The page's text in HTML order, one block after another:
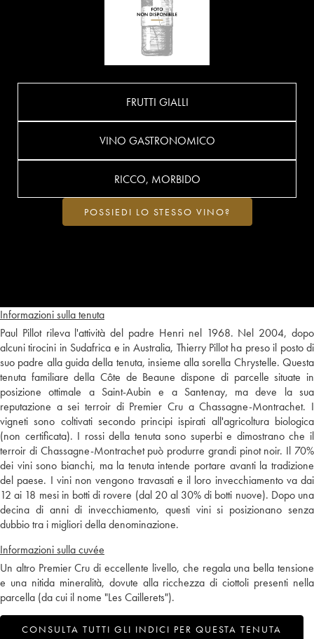
Informazioni sulla tenuta
Paul Pillot rileva l'attività del padre Henri nel 1968. Nel 2004, dopo
alcuni tirocini in Sudafrica e in Australia, Thierry Pillot ha preso il posto di
suo padre alla guida della tenuta, insieme alla sorella Chrystelle. Questa
tenuta familiare della Côte de Beaune dispone di parcelle situate in
posizione ottimale a Saint-Aubin e a Santenay, ma deve la sua
reputazione a sei terroir di Premier Cru a Chassagne-Montrachet. I
vigneti sono coltivati secondo principi ispirati all'agricoltura biologica
(non certificata). I rossi della tenuta sono superbi e dimostrano che il
terroir di Chassagne-Montrachet può produrre grandi pinot noir. Il 70%
dei vini sono bianchi, ma la tenuta intende portare avanti la tradizione
del paese. I vini non vengono travasati e il loro invecchiamento va dai
12 ai 18 mesi in botti di rovere (dal 20 al 30% di botti nuove). Dopo una
decina di anni di invecchiamento, questi vini si posizionano senza
dubbio tra i migliori della denominazione.
Informazioni sulla cuvée
Un altro Premier Cru di eccellente livello, che regala una bella tensione
e una nitida mineralità, dovute alla ricchezza di ciottoli presenti nella
parcella (da cui il nome "Les Caillerets").
CONSULTA TUTTI GLI INDICI PER QUESTA TENUTA
FRUTTI GIALLI
VINO GASTRONOMICO
RICCO, MORBIDO
POSSIEDI LO STESSO VINO?